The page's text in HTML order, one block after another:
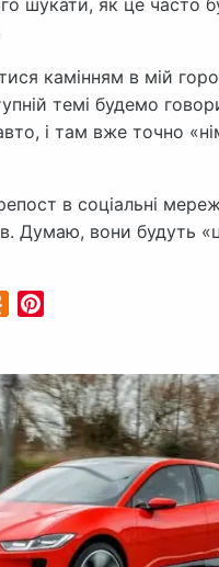
камінням в мій
темі будемо
і там вже точно
в соціальні
Думаю, вони будуть
Odnoklassniki